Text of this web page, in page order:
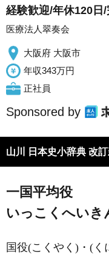
経験歓迎/年休120日
医療法人翠奏会
大阪府 大阪市
年収343万円
正社員
Sponsored by
山川 日本史小辞典 改
一国平均役
いっこくへいき
国役(こくやく)・(